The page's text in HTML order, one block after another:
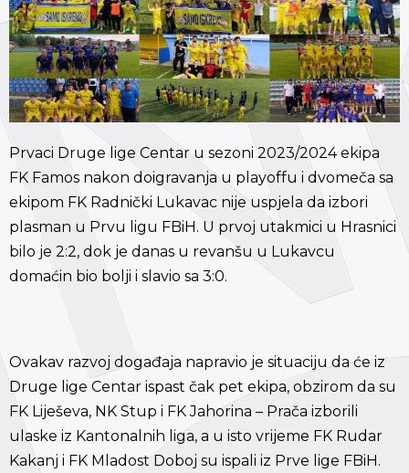
Prvaci Druge lige Centar u sezoni 2023/2024 ekipa
FK Famos nakon doigravanja u playoffu i dvomeča sa
ekipom FK Radnički Lukavac nije uspjela da izbori
plasman u Prvu ligu FBiH. U prvoj utakmici u Hrasnici
bilo je 2:2, dok je danas u revanšu u Lukavcu
domaćin bio bolji i slavio sa 3:0.
Ovakav razvoj događaja napravio je situaciju da će iz
Druge lige Centar ispast čak pet ekipa, obzirom da su
FK Liješeva, NK Stup i FK Jahorina – Prača izborili
ulaske iz Kantonalnih liga, a u isto vrijeme FK Rudar
Kakanj i FK Mladost Doboj su ispali iz Prve lige FBiH.